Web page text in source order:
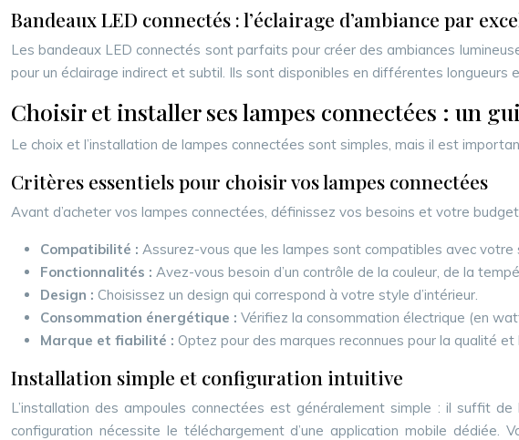
Bandeaux LED connectés : l’éclairage d’ambiance par
Les bandeaux LED connectés sont parfaits pour créer des ambiances
pour un éclairage indirect et subtil. Ils sont disponibles en différentes longueurs
Choisir et installer ses lampes connectées : un
Le choix et l’installation de lampes connectées sont simples, mais il est
Critères essentiels pour choisir vos lampes connectées
Avant d’acheter vos lampes connectées, définissez vos besoins et votre
Compatibilité : Assurez-vous que les lampes sont compatibles avec
Fonctionnalités : Avez-vous besoin d’un contrôle de la couleur, de la
Design : Choisissez un design qui correspond à votre style d’intérieur.
Consommation énergétique : Vérifiez la consommation électrique (en
Marque et fiabilité : Optez pour des marques reconnues pour la qualité
Installation simple et configuration intuitive
L’installation des ampoules connectées est généralement simple : il suffit
configuration nécessite le téléchargement d’une application mobile